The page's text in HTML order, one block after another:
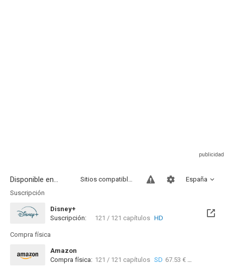
Disponible en... España
Sitios compatibles
Suscripción
Disney+
Suscripción:
121 / 121 capítulos HD
Compra física
Amazon
Compra física: 121 / 121 capítulos SD 67.53 €